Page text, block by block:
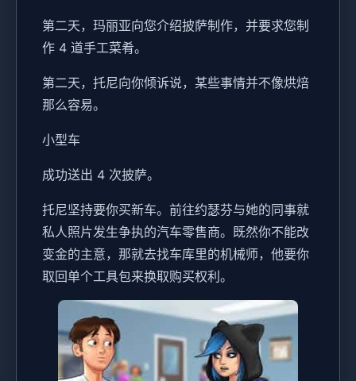
第二天，玛丽亚向您介绍披萨制作，并要求您制
作 4 道手工菜肴。
第二天，托尼向你倾诉说，某些事情并不像烘焙
那么容易。
小型车
成功送出 4 次披萨。
托尼坚持要你买新车。前往约瑟芬与她的同事就
私人照片发生争执的汽车零售商。既然你不能改
变金的主意，那就去找车库里的机械师，他要你
取回单个工具包来换取购买权利。